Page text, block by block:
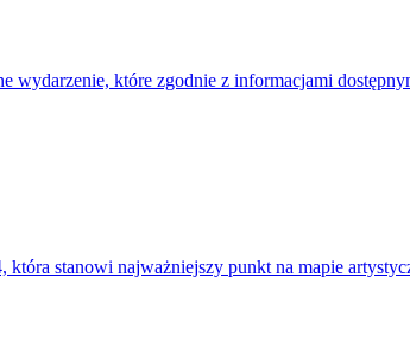
które zgodnie z informacjami
stanowi najważniejszy punkt na mapie